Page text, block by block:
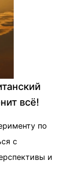
всё!
по
с
и